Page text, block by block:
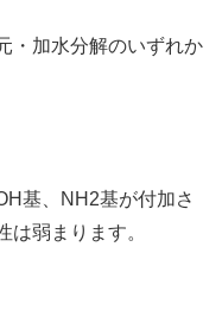
・加水分解のいずれか
基、NH2基が付加さ
は弱まります。